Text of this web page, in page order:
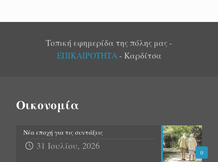
Τοπική εφημερίδα της πόλης μας -
ΕΠΙΚΑΙΡΟΤΗΤΑ- Καρδίτσα
Οικονομία
0
Νέα εποχή για τις συντάξεις
31 Ιουλίου, 2026